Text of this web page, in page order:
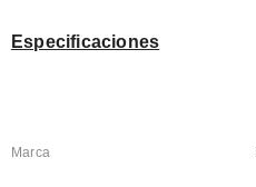
Especificaciones
Marca